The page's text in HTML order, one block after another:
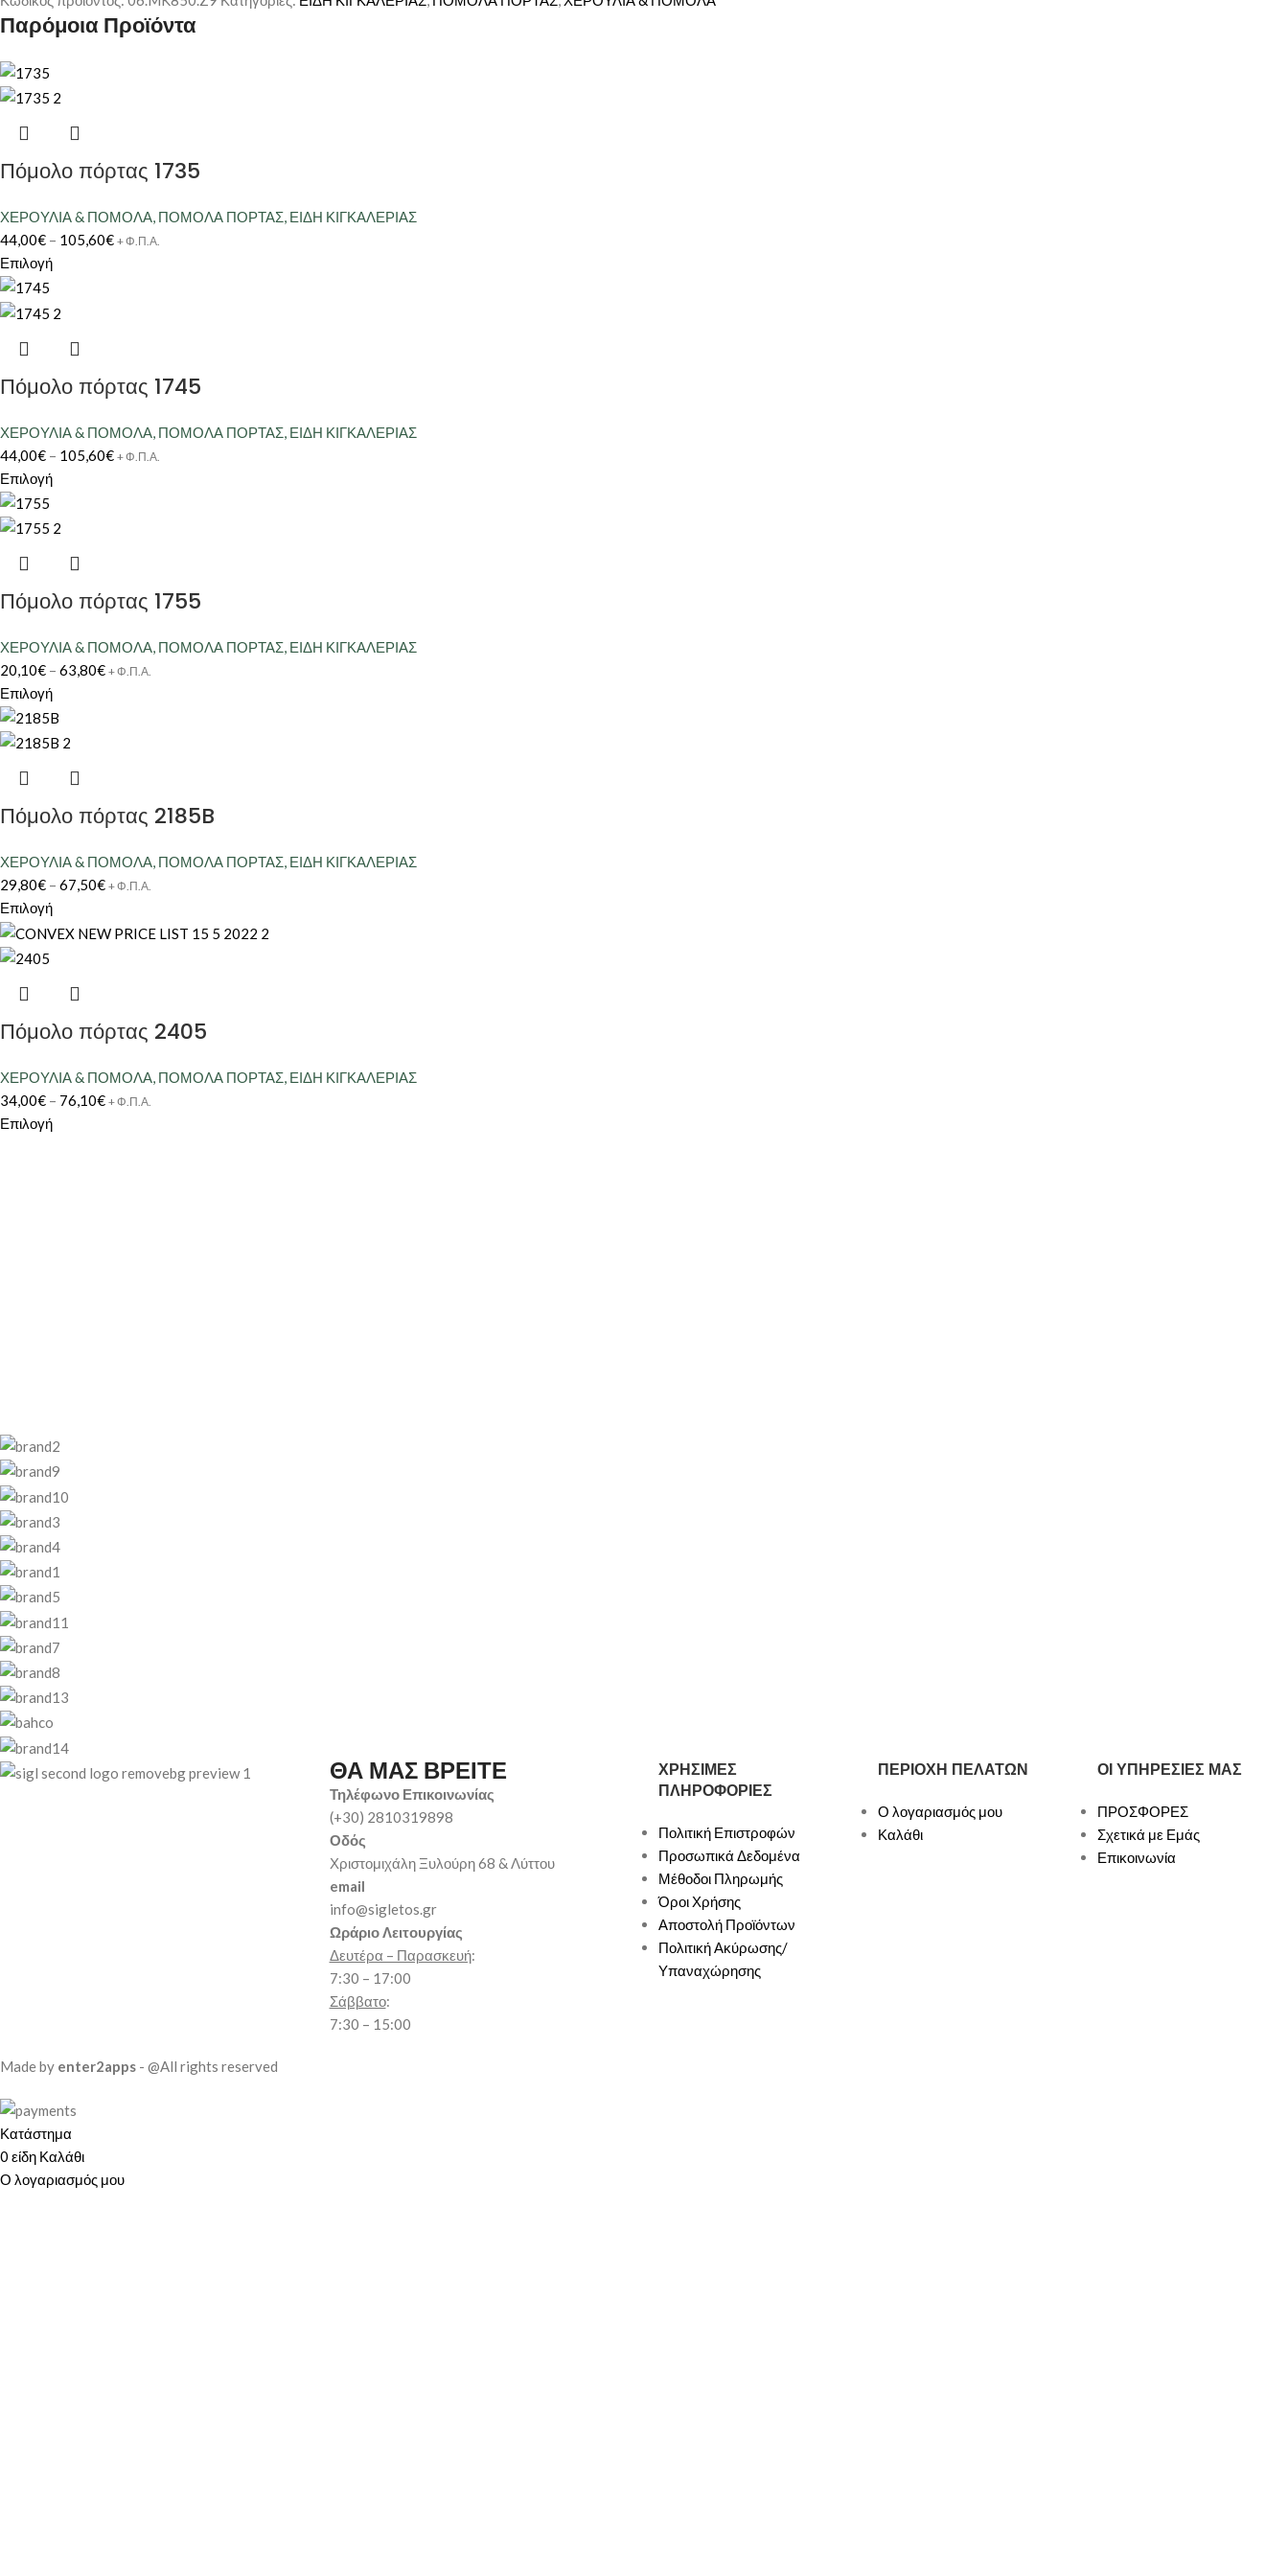
Παρόμοια Προϊόντα
Πόμολο πόρτας 1735
ΧΕΡΟΥΛΙΑ & ΠΟΜΟΛΑ, ΠΟΜΟΛΑ ΠΟΡΤΑΣ, ΕΙΔΗ ΚΙΓΚΑΛΕΡΙΑΣ
44,00€ – 105,60€ + Φ.Π.Α.
Επιλογή
Πόμολο πόρτας 1745
ΧΕΡΟΥΛΙΑ & ΠΟΜΟΛΑ, ΠΟΜΟΛΑ ΠΟΡΤΑΣ, ΕΙΔΗ ΚΙΓΚΑΛΕΡΙΑΣ
44,00€ – 105,60€ + Φ.Π.Α.
Επιλογή
Πόμολο πόρτας 1755
ΧΕΡΟΥΛΙΑ & ΠΟΜΟΛΑ, ΠΟΜΟΛΑ ΠΟΡΤΑΣ, ΕΙΔΗ ΚΙΓΚΑΛΕΡΙΑΣ
20,10€ – 63,80€ + Φ.Π.Α.
Επιλογή
Πόμολο πόρτας 2185B
ΧΕΡΟΥΛΙΑ & ΠΟΜΟΛΑ, ΠΟΜΟΛΑ ΠΟΡΤΑΣ, ΕΙΔΗ ΚΙΓΚΑΛΕΡΙΑΣ
29,80€ – 67,50€ + Φ.Π.Α.
Επιλογή
Πόμολο πόρτας 2405
ΧΕΡΟΥΛΙΑ & ΠΟΜΟΛΑ, ΠΟΜΟΛΑ ΠΟΡΤΑΣ, ΕΙΔΗ ΚΙΓΚΑΛΕΡΙΑΣ
34,00€ – 76,10€ + Φ.Π.Α.
Επιλογή
ΘΑ ΜΑΣ ΒΡΕΙΤΕ
Τηλέφωνο Επικοινωνίας
(+30) 2810319898
Οδός
Χριστομιχάλη Ξυλούρη 68 & Λύττου
email
info@sigletos.gr
Ωράριο Λειτουργίας
Δευτέρα – Παρασκευή:
7:30 – 17:00
Σάββατο:
7:30 – 15:00
ΧΡΗΣΙΜΕΣ
ΠΛΗΡΟΦΟΡΙΕΣ
Πολιτική Επιστροφών
Προσωπικά Δεδομένα
Μέθοδοι Πληρωμής
Όροι Χρήσης
Αποστολή Προϊόντων
Πολιτική Ακύρωσης/
Υπαναχώρησης
ΠΕΡΙΟΧΗ ΠΕΛΑΤΩΝ
Ο λογαριασμός μου
Καλάθι
ΟΙ ΥΠΗΡΕΣΙΕΣ ΜΑΣ
ΠΡΟΣΦΟΡΕΣ
Σχετικά με Εμάς
Επικοινωνία
Made by enter2apps - @All rights reserved
Κατάστημα
0 είδη Καλάθι
Ο λογαριασμός μου